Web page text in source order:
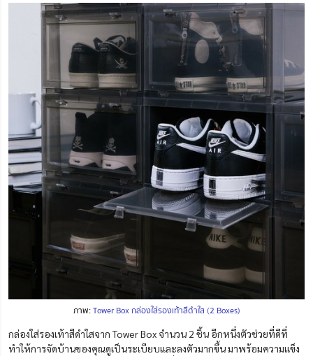
ภาพ:Tower Box กล่องใส่รองเท้าสีดำใส (2 Boxes)
กล่องใส่รองเท้าสีดำใสจาก Tower Box จำนวน 2 ชิ้น อีกหนึ่งตัวช่วยที่ดีที่
ทำให้การจัดบ้านของคุณดูเป็นระเบียบและลงตัวมากขึ้น มาพร้อมความแข็ง